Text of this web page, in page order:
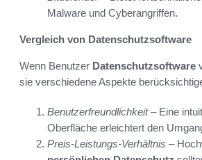
Malware und Cyberangriffen.
Vergleich von Datenschutzsoftware
Wenn Benutzer Datenschutzsoftware
sie verschiedene Aspekte
Benutzerfreundlichkeit– Eine
Oberfläche erleichtert den
Preis-Leistungs-Verhältnis –